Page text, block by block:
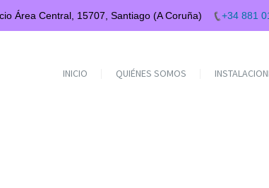
Área Central, 15707, Santiago (A Coruña) +34 881
INICIO QUIÉNES SOMOS